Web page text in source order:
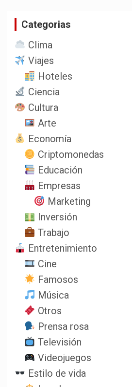
Categorias
Clima
Viajes
Hoteles
Ciencia
Cultura
Arte
Economía
Criptomonedas
Educación
Empresas
Marketing
Inversión
Trabajo
Entretenimiento
Cine
Famosos
Música
Otros
Prensa rosa
Televisión
Videojuegos
Estilo de vida